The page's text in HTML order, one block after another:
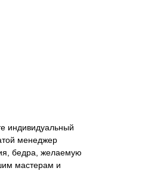
индивидуальный
менеджер
бедра, желаемую
мастерам и